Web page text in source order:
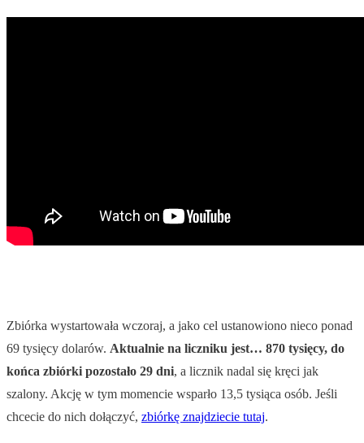
Zbiórka wystartowała wczoraj, a jako cel ustanowiono nieco ponad
69 tysięcy dolarów. Aktualnie na liczniku jest… 870 tysięcy, do
końca zbiórki pozostało 29 dni, a licznik nadal się kręci jak
szalony. Akcję w tym momencie wsparło 13,5 tysiąca osób. Jeśli
chcecie do nich dołączyć, zbiórkę znajdziecie tutaj.